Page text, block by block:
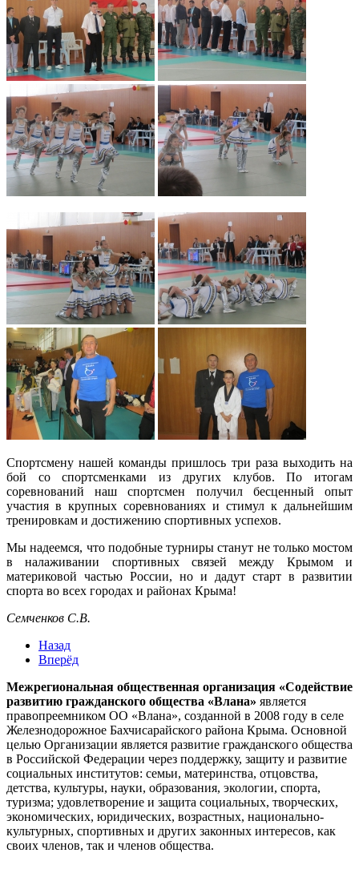
Спортсмену нашей команды пришлось три раза выходить на
бой со спортсменками из других клубов. По итогам
соревнований наш спортсмен получил бесценный опыт
участия в крупных соревнованиях и стимул к дальнейшим
тренировкам и достижению спортивных успехов.
Мы надеемся, что подобные турниры станут не только мостом
в налаживании спортивных связей между Крымом и
материковой частью России, но и дадут старт в развитии
спорта во всех городах и районах Крыма!
Семченков С.В.
Назад
Вперёд
Межрегиональная общественная организация «Содействие
развитию гражданского общества «Влана» является
правопреемником ОО «Влана», созданной в 2008 году в селе
Железнодорожное Бахчисарайского района Крыма. Основной
целью Организации является развитие гражданского общества
в Российской Федерации через поддержку, защиту и развитие
социальных институтов: семьи, материнства, отцовства,
детства, культуры, науки, образования, экологии, спорта,
туризма; удовлетворение и защита социальных, творческих,
экономических, юридических, возрастных, национально-
культурных, спортивных и других законных интересов, как
своих членов, так и членов общества.